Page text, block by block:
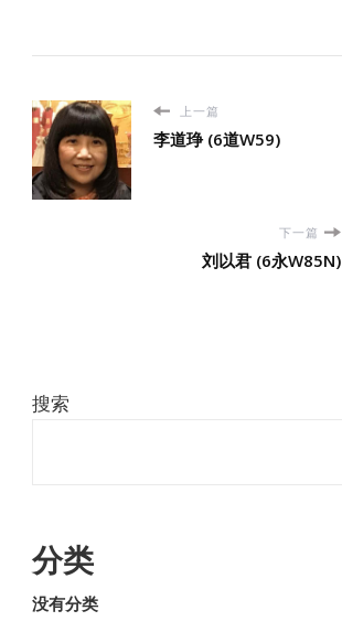
上一篇
李道琤 (6道W59)
下一篇
刘以君 (6永W85N)
搜索
分类
没有分类